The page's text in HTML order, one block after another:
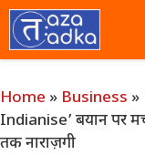
Skip
to
content
Home » Business »
Indianise’ बयान पर
तक नाराज़गी